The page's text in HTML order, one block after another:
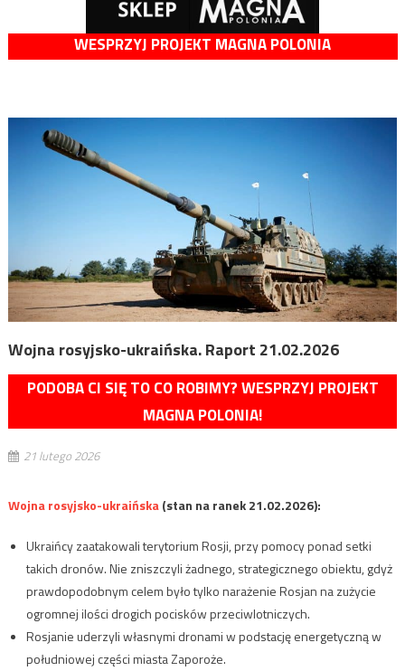
WESPRZYJ PROJEKT MAGNA POLONIA
Wojna rosyjsko-ukraińska. Raport 21.02.2026
PODOBA CI SIĘ TO CO ROBIMY? WESPRZYJ PROJEKT
MAGNA POLONIA!
21 lutego 2026
Wojna rosyjsko-ukraińska(stan na ranek 21.02.2026):
Ukraińcy zaatakowali terytorium Rosji, przy pomocy ponad setki
takich dronów. Nie zniszczyli żadnego, strategicznego obiektu, gdyż
prawdopodobnym celem było tylko narażenie Rosjan na zużycie
ogromnej ilości drogich pocisków przeciwlotniczych.
Rosjanie uderzyli własnymi dronami w podstację energetyczną w
południowej części miasta Zaporoże.